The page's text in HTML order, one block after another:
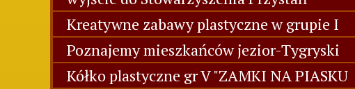
Kreatywne zabawy plastyczne w grupie I
Poznajemy mieszkańców jezior-Tygryski
Kółko plastyczne gr V "ZAMKI NA PIASKU